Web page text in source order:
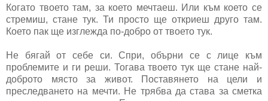
Когато твоето там, за което мечтаеш. Или към което се
стремиш, стане тук. Ти просто ще откриеш друго там.
Което пак ще изглежда по-добро от твоето тук.
Не бягай от себе си. Спри, обърни се с лице към
проблемите и ги реши. Тогава твоето тук ще стане най-
доброто място за живот. Поставянето на цели и
преследването на мечти. Не трябва да става за сметка